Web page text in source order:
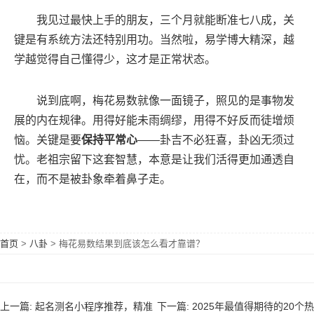
我见过最快上手的朋友，三个月就能断准七八成，关
键是有系统方法还特别用功。当然啦，易学博大精深，越
学越觉得自己懂得少，这才是正常状态。
说到底啊，梅花易数就像一面镜子，照见的是事物发
展的内在规律。用得好能未雨绸缪，用得不好反而徒增烦
恼。关键是要保持平常心——卦吉不必狂喜，卦凶无须过
忧。老祖宗留下这套智慧，本意是让我们活得更加通透自
在，而不是被卦象牵着鼻子走。
首页 > 八卦 > 梅花易数结果到底该怎么看才靠谱？
上一篇: 起名测名小程序推荐，精准 下一篇: 2025年最值得期待的20个热